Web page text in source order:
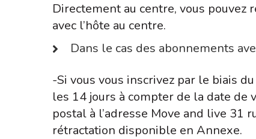
Directement au centre, vous pouvez
avec l’hôte au centre.
Dans le cas des abonnements
-Si vous vous inscrivez par le biais
les 14 jours à compter de la date de
postal à l’adresse Move and live
rétractation disponible en Annexe.